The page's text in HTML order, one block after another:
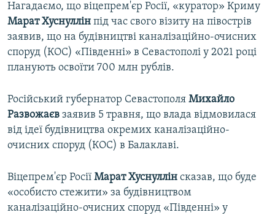
Нагадаємо, що віцепрем'єр Росії, «куратор» Криму
Марат Хуснуллін під час свого візиту на півострів
заявив, що на будівництві каналізаційно-очисних
споруд (КОС) «Південні» в Севастополі у 2021 році
планують освоїти 700 млн рублів.
Російський губернатор Севастополя Михайло
Развожаєв заявив 5 травня, що влада відмовилася
від ідеї будівництва окремих каналізаційно-
очисних споруд (КОС) в Балаклаві.
Віцепрем'єр Росії Марат Хуснуллін сказав, що буде
«особисто стежити» за будівництвом
каналізаційно-очисних споруд «Південні» у